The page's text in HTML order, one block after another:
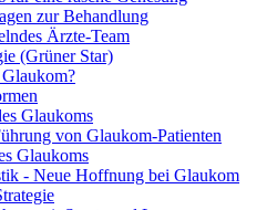
zur Behandlung
Ärzte-Team
(Grüner Star)
Glaukoms
von Glaukom-Patienten
Glaukoms
- Neue Hoffnung bei Glaukom